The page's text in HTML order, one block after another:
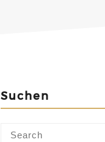
Suchen